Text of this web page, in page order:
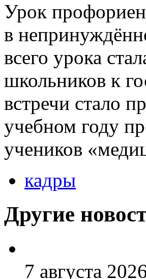
Урок
в
всего урока
школьников к
встречи стало
учебном году
учеников
кадры
Другие
7 августа